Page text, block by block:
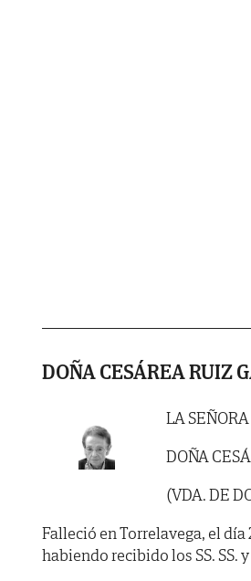
DOÑA CESÁREA RUIZ
LA SEÑORA
DOÑA
(VDA. DE
Falleció en Torrelavega, el día
habiendo recibido los SS. SS.